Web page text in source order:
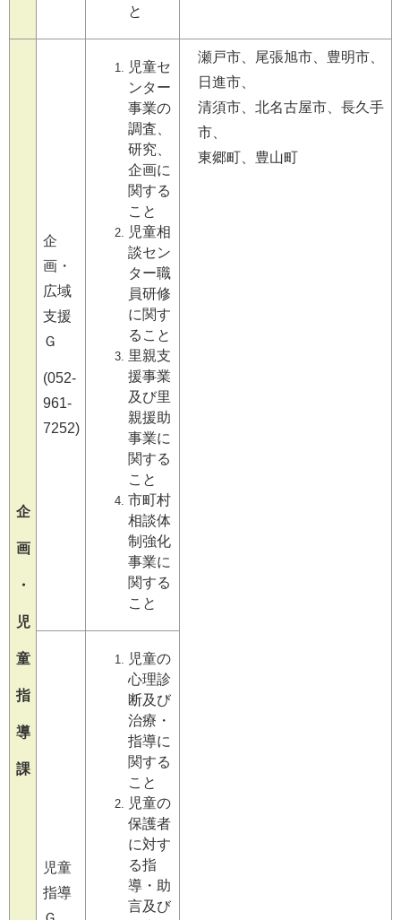
と
企
画
・
児
童
指
導
課
企
画・
広域
支援
Ｇ
(052-
961-
7252)
児童セ
ンター
事業の
調査、
研究、
企画に
関する
こと
児童相
談セン
ター職
員研修
に関す
ること
里親支
援事業
及び里
親援助
事業に
関する
こと
市町村
相談体
制強化
事業に
関する
こと
瀬戸市、尾張旭市、豊明市、
日進市、
清須市、北名古屋市、長久手
市、
東郷町、豊山町
児童
指導
児童の
心理診
断及び
治療・
指導に
関する
こと
児童の
保護者
に対す
る指
導・助
言及び